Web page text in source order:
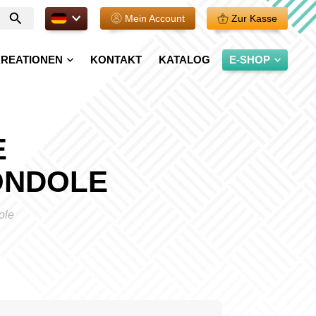
Geben
Suche
DE. Mein Account Zur Kasse
KONTAKT KATALOG E-SHOP